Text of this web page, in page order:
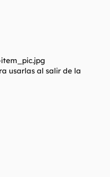
usarlas al salir de la